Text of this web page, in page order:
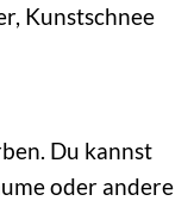
Kunstschnee
Du kannst
oder andere